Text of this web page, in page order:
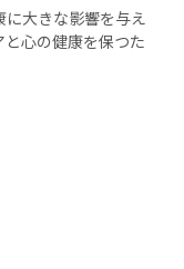
大きな影響を与え
心の健康を保つた